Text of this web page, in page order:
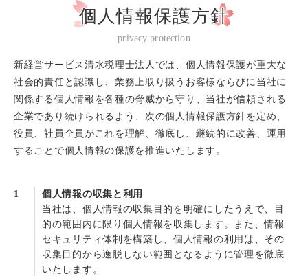
個人情報保護方針
privacy protection
新経営サービス清水税理士法人では、個人情報保護が重大な
社会的責任と認識し、業務上取り扱うお客様ならびに当社に
関係する個人情報を各種の脅威から守り、当社が信頼される
企業であり続けられるよう、次の個人情報保護方針を定め、
役員、社員全員がこれを理解、徹底し、継続的に改善、運用
することで個人情報の保護を推進いたします。
1
個人情報の収集と利用
当社は、個人情報の収集目的を明確にしたうえで、目
的の範囲内に限り個人情報を収集します。また、情報
セキュリティ体制を構築し、個人情報の利用は、その
収集目的から逸脱しない範囲となるように管理を徹底
いたします。